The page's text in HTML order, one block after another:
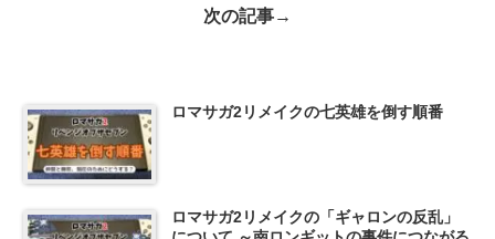
次の記事→
ロマサガ2リメイクの七英雄を倒す順番
ロマサガ2リメイクの「ギャロンの反乱」